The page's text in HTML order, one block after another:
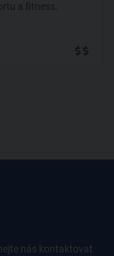
a fitness.
nás kontaktovat